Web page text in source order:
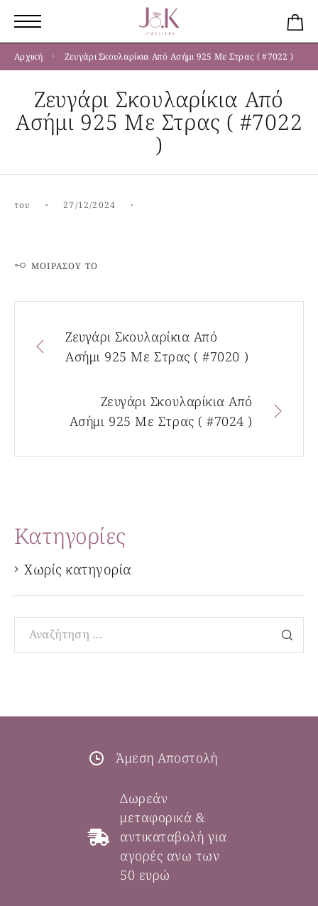
Αρχική Ζευγάρι Σκουλαρίκια Από Ασήμι 925 Με Στρας ( #7022 )
Ζευγάρι Σκουλαρίκια Από
Ασήμι 925 Με Στρας ( #7022
)
του 27/12/2024
ΜΟΙΡΆΣΟΥ ΤΟ
Ζευγάρι Σκουλαρίκια Από
Ασήμι 925 Με Στρας ( #7020 )
Ζευγάρι Σκουλαρίκια Από
Ασήμι 925 Με Στρας ( #7024 )
Kατηγορίες
Χωρίς κατηγορία
Άμεση Αποστολή
Δωρεάν
μεταφορικά &
αντικαταβολή για
αγορές ανω των
50 ευρώ